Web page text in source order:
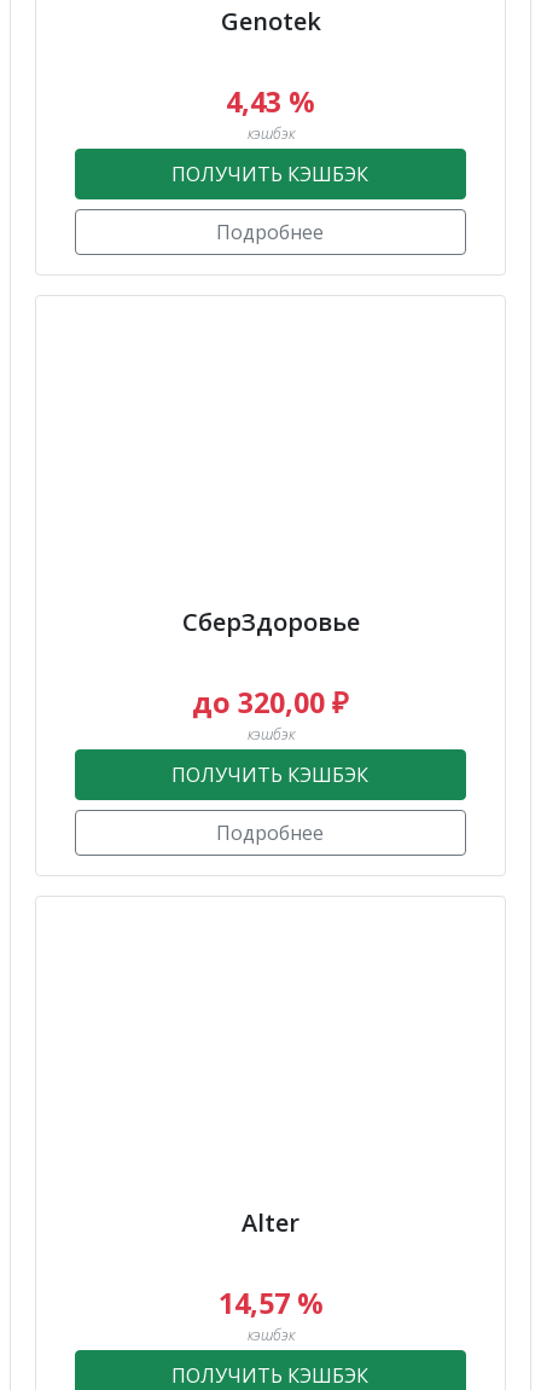
Genotek
4,43 %
кэшбэк
ПОЛУЧИТЬ КЭШБЭК
Подробнее
СберЗдоровье
до 320,00 ₽
кэшбэк
ПОЛУЧИТЬ КЭШБЭК
Подробнее
Alter
14,57 %
кэшбэк
ПОЛУЧИТЬ КЭШБЭК